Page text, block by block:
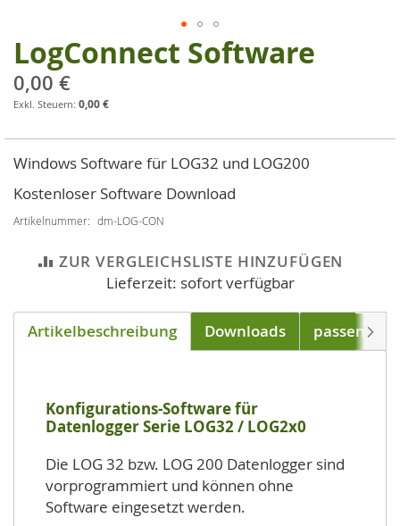
Zum
Anfang
der
Bildgalerie
LogConnect Software
0,00 €
0,00 €
Windows Software für LOG32 und LOG200
Kostenloser Software Download
Artikelnummer dm-LOG-CON
ZUR VERGLEICHSLISTE HINZUFÜGEN
Lieferzeit: sofort verfügbar
Artikelbeschreibung Downloads passend für
Konfigurations-Software für
Datenlogger Serie LOG32 / LOG2x0
Die LOG 32 bzw. LOG 200 Datenlogger sind
vorprogrammiert und können ohne
Software eingesetzt werden.